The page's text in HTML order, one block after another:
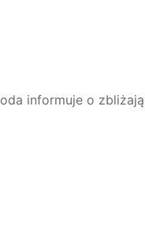
informuje o